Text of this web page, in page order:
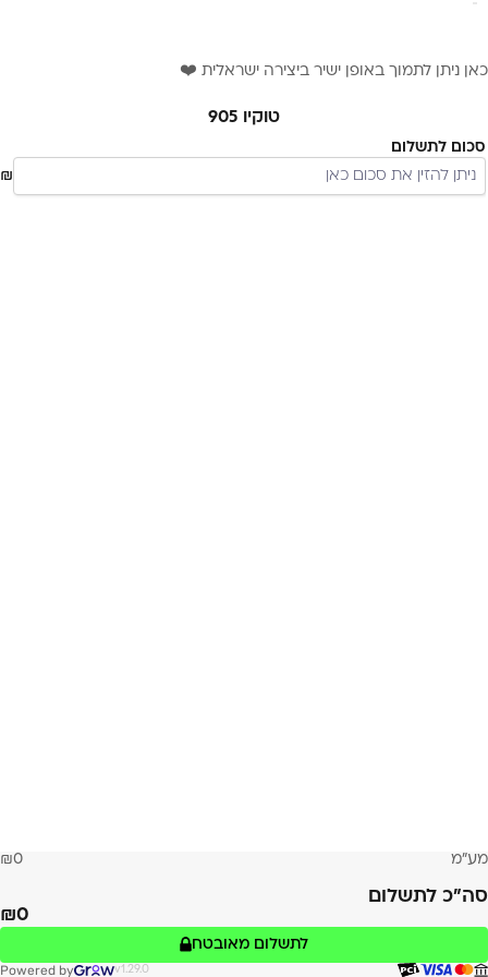
כאן ניתן לתמוך באופן ישיר ביצירה ישראלית ❤️
טוקיו 905
סכום לתשלום
₪
מע״מ 0
סה״כ לתשלום
0
לתשלום מאובטח
Powered by v1.29.0